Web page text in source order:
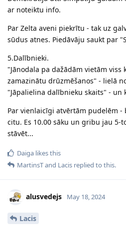
ar noteiktu info.
Par Zelta aveni piekrītu - tak uz
sūdus atnes. Piedāvāju saukt par
5.Dalībnieki.
"Jānodala pa dažādām vietām viss
zamazinātu drūzmēšanos" - lielā
"Jāpalielina dalībnieku skaits" - un
Par vienlaicīgi atvērtām pudelēm
citu. Es 10.00 sāku un gribu jau 5-
stāvēt...
Daiga likes this
MartinsTand Lacis replied to this.
alusvedejs May 18, 2024
Lacis